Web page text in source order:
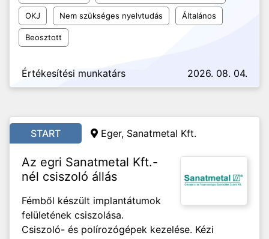
OKJ Nem szükséges nyelvtudás Általános
Beosztott
Értékesítési munkatárs 2026. 08. 04.
START Eger, Sanatmetal Kft.
Az egri Sanatmetal Kft.-
nél csiszoló állás
Fémből készült implantátumok
felületének csiszolása.
Csiszoló- és polírozógépek kezelése. Kézi